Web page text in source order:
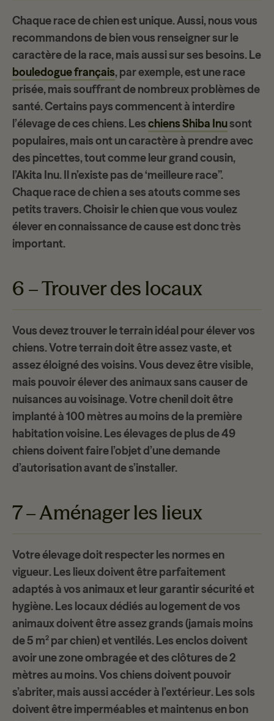
Chaquerace de chienest unique. Aussi, nous vous
recommandons de bien vous renseigner sur le
caractère de la race, mais aussi sur ses besoins. Le
bouledogue français, par exemple, est une race
prisée, mais souffrant de nombreux problèmes de
santé. Certains pays commencent à interdire
l’élevage de ces chiens. Leschiens Shiba Inusont
populaires, mais ont un caractère à prendre avec
des pincettes, tout comme leur grand cousin,
l’Akita Inu. Il n’existe pas de ‘meilleure race”.
Chaque race de chien a ses atouts comme ses
petits travers. Choisir le chien que vous voulez
élever en connaissance de cause est donc très
important.
6 – Trouver des locaux
Vous devez trouver leterrain idéalpour élever vos
chiens. Votre terrain doit être assez vaste, et
assez éloigné des voisins. Vous devez être visible,
mais pouvoir élever des animaux sans causer de
nuisances au voisinage. Votre chenil doit être
implanté à100 mètresau moins de la première
habitation voisine. Les élevages de plus de 49
chiens doivent faire l’objet d’une demande
d’autorisation avant de s’installer.
7 – Aménager les lieux
Votre élevage doit respecter les normes en
vigueur. Les lieux doivent être parfaitement
adaptés à vos animaux et leur garantir sécurité et
hygiène. Les locaux dédiés au logement de vos
animaux doivent être assez grands (jamais moins
de5 m² par chien) et ventilés. Les enclos doivent
avoir une zone ombragée et des clôtures de 2
mètres au moins. Vos chiens doivent pouvoir
s’abriter, mais aussiaccéder à l’extérieur. Les sols
doivent être imperméables et maintenus en bon